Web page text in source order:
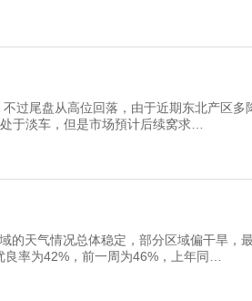
盘从高位回落，由于近期东北产区多
于淡车，但是市场預计后续窝求…
气情况总体稳定，部分区域偏干旱，
率为42%，前一周为46%，上年同…